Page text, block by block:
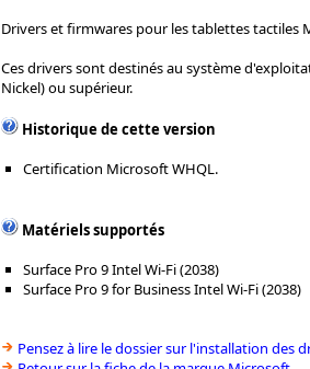
Drivers et firmwares pour les tablettes tactiles
Ces drivers sont destinés au système
Nickel) ou supérieur.
Historique de cette version
Certification Microsoft WHQL.
Matériels supportés
Surface Pro 9 Intel Wi-Fi (2038)
Surface Pro 9 for Business Intel Wi-Fi (2038)
Pensez à lire le dossier sur l'installation des